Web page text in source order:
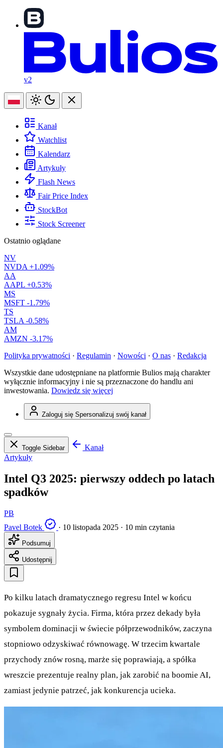
v2
Kanał
Watchlist
Kalendarz
Artykuły
Flash News
Fair Price Index
StockBot
Stock Screener
Ostatnio oglądane
NV
NVDA +1.09%
AA
AAPL +0.53%
MS
MSFT -1.79%
TS
TSLA -0.58%
AM
AMZN -3.17%
Polityka prywatności · Regulamin · Nowości · O nas · Redakcja
Wszystkie dane udostępniane na platformie Bulios mają charakter
wyłącznie informacyjny i nie są przeznaczone do handlu ani
inwestowania. Dowiedz się więcej
Zaloguj się Spersonalizuj swój kanał
Toggle Sidebar
Kanał
Artykuły
Intel Q3 2025: pierwszy oddech po latach
spadków
PB
Pavel Botek
· 10 listopada 2025 · 10 min czytania
Podsumuj
Udostępnij
Po kilku latach dramatycznego regresu Intel w końcu
pokazuje sygnały życia. Firma, która przez dekady była
symbolem dominacji w świecie półprzewodników, zaczyna
stopniowo odzyskiwać równowagę. W trzecim kwartale
przychody znów rosną, marże się poprawiają, a spółka
wreszcie prezentuje realny plan, jak zarobić na boomie AI,
zamiast jedynie patrzeć, jak konkurencja ucieka.